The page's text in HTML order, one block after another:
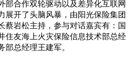
部合作双轮驱动以及差异化互联网
展开了头脑风暴，由阳光保险集团
蔡岩松主持，参与对话嘉宾有：国
住友海上火灾保险信息技术部总经
总经理王建军。